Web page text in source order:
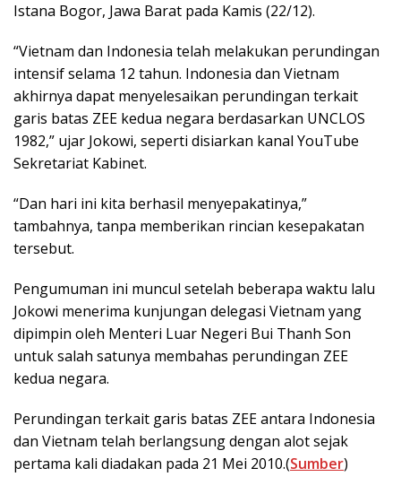
Istana Bogor, Jawa Barat pada Kamis (22/12).
“Vietnam dan Indonesia telah melakukan perundingan
intensif selama 12 tahun. Indonesia dan Vietnam
akhirnya dapat menyelesaikan perundingan terkait
garis batas ZEE kedua negara berdasarkan UNCLOS
1982,” ujar Jokowi, seperti disiarkan kanal YouTube
Sekretariat Kabinet.
“Dan hari ini kita berhasil menyepakatinya,”
tambahnya, tanpa memberikan rincian kesepakatan
tersebut.
Pengumuman ini muncul setelah beberapa waktu lalu
Jokowi menerima kunjungan delegasi Vietnam yang
dipimpin oleh Menteri Luar Negeri Bui Thanh Son
untuk salah satunya membahas perundingan ZEE
kedua negara.
Perundingan terkait garis batas ZEE antara Indonesia
dan Vietnam telah berlangsung dengan alot sejak
pertama kali diadakan pada 21 Mei 2010.(Sumber)